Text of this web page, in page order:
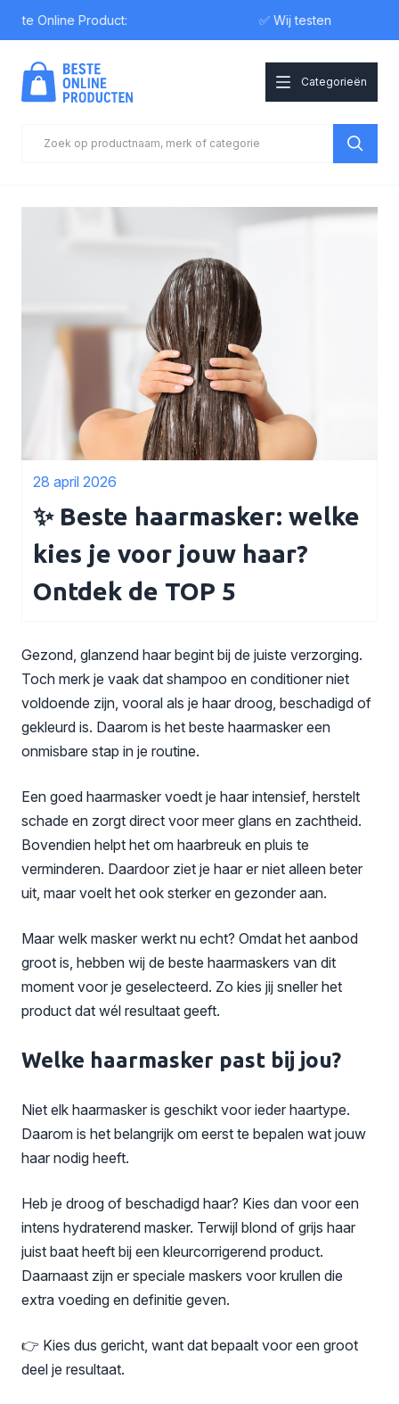
Online Product: ✅ Wij testen
Categorieën
28 april 2026
✨ Beste haarmasker: welke
kies je voor jouw haar?
Ontdek de TOP 5
Gezond, glanzend haar begint bij de juiste verzorging.
Toch merk je vaak dat shampoo en conditioner niet
voldoende zijn, vooral als je haar droog, beschadigd of
gekleurd is. Daarom is het beste haarmasker een
onmisbare stap in je routine.
Een goed haarmasker voedt je haar intensief, herstelt
schade en zorgt direct voor meer glans en zachtheid.
Bovendien helpt het om haarbreuk en pluis te
verminderen. Daardoor ziet je haar er niet alleen beter
uit, maar voelt het ook sterker en gezonder aan.
Maar welk masker werkt nu echt? Omdat het aanbod
groot is, hebben wij de beste haarmaskers van dit
moment voor je geselecteerd. Zo kies jij sneller het
product dat wél resultaat geeft.
Welke haarmasker past bij jou?
Niet elk haarmasker is geschikt voor ieder haartype.
Daarom is het belangrijk om eerst te bepalen wat jouw
haar nodig heeft.
Heb je droog of beschadigd haar? Kies dan voor een
intens hydraterend masker. Terwijl blond of grijs haar
juist baat heeft bij een kleurcorrigerend product.
Daarnaast zijn er speciale maskers voor krullen die
extra voeding en definitie geven.
👉 Kies dus gericht, want dat bepaalt voor een groot
deel je resultaat.